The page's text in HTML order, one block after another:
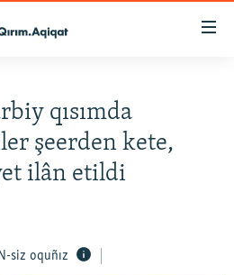
qısımda
şeerden kete,
ilân etildi
siz oquñız